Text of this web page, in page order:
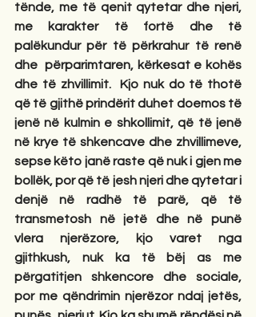
tënde, me të qenit qytetar dhe njeri,
me karakter të fortë dhe të
palëkundur për të përkrahur të renë
dhe  përparimtaren, kërkesat e kohës
dhe të zhvillimit.  Kjo nuk do të thotë
që të gjithë prindërit duhet doemos të
jenë në kulmin e shkollimit, që të jenë
në krye të shkencave dhe zhvillimeve,
sepse këto janë raste që nuk i gjen me
bollëk, por që të jesh njeri dhe qytetar i
denjë në radhë të parë, që të
transmetosh në jetë dhe në punë
vlera njerëzore, kjo varet nga
gjithkush, nuk ka të bëj as me
përgatitjen shkencore dhe sociale,
por me qëndrimin njerëzor ndaj jetës,